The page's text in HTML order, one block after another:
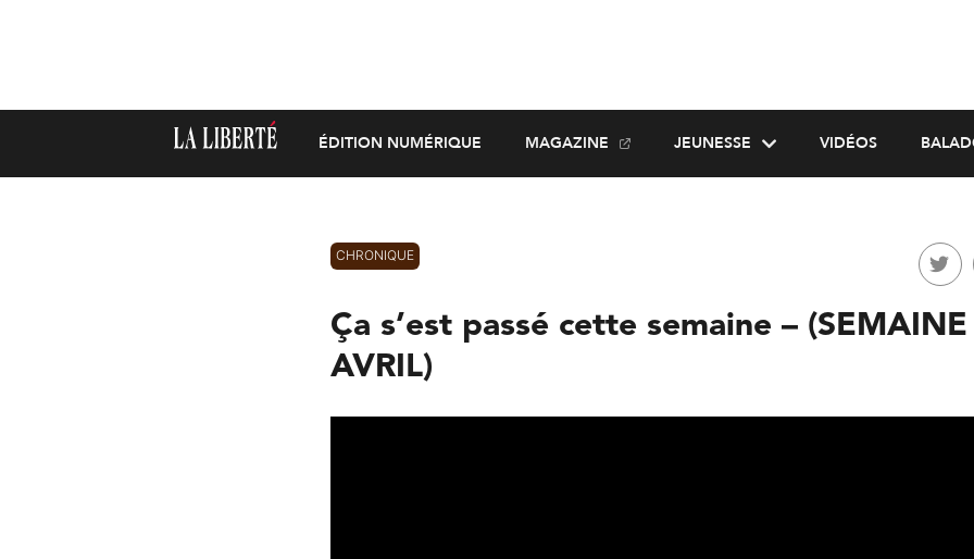
ÉDITION NUMÉRIQUE MAGAZINE JEUNESSE VIDÉOS
CHRONIQUE
Ça s’est passé cette semaine –
AVRIL)